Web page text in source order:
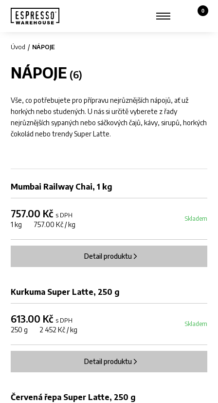
Zobrazit hledání
0
Košík,
Úvod NÁPOJE
NÁPOJE
Vše, co potřebujete pro přípravu nejrůznějších nápojů, ať už
horkých nebo studených. U nás si určitě vyberete z řady
nejrůznějších sypaných nebo sáčkových čajů, kávy, sirupů, horkých
čokolád nebo trendy Super Latte.
Mumbai Railway Chai, 1 kg
757.00 Kč s DPH
1 kg 757.00 Kč / kg
Skladem
Detail produktu
Kurkuma Super Latte, 250 g
613.00 Kč s DPH
250 g 2 452 Kč / kg
Skladem
Detail produktu
Červená řepa Super Latte, 250 g